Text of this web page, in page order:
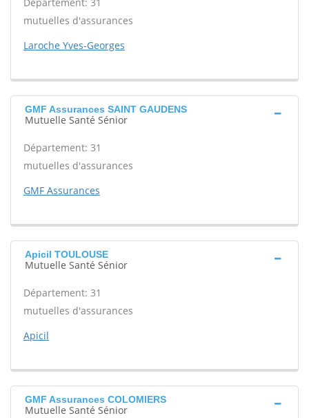
mutuelles d'assurances
Laroche Yves-Georges
GMF Assurances SAINT GAUDENS
Mutuelle Santé Sénior
Département: 31
mutuelles d'assurances
GMF Assurances
Apicil TOULOUSE
Mutuelle Santé Sénior
Département: 31
mutuelles d'assurances
Apicil
GMF Assurances COLOMIERS
Mutuelle Santé Sénior